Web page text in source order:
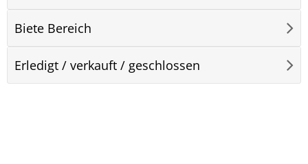
Biete Bereich
Erledigt / verkauft / geschlossen